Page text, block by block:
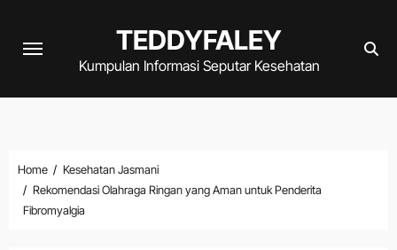
TEDDYFALEY
Kumpulan Informasi Seputar Kesehatan
Home
Kesehatan Jasmani
Rekomendasi Olahraga Ringan yang Aman untuk Penderita
Fibromyalgia